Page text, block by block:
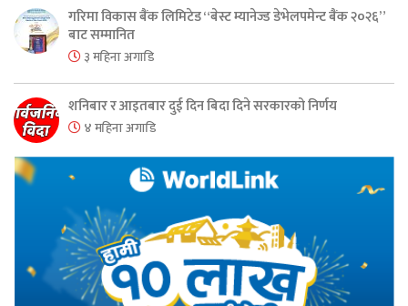
गरिमा विकास बैंक लिमिटेड “बेस्ट म्यानेज्ड डेभेलपमेन्ट बैंक २०२६”
बाट सम्मानित
३ महिना अगाडि
शनिबार र आइतबार दुई दिन बिदा दिने सरकारको निर्णय
४ महिना अगाडि